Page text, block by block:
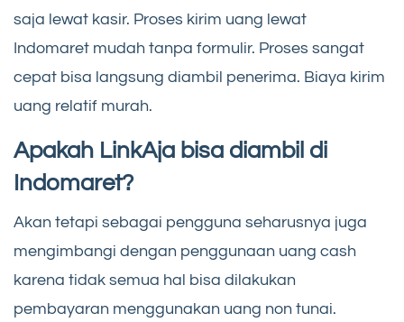
saja lewat kasir. Proses kirim uang lewat
Indomaret mudah tanpa formulir. Proses sangat
cepat bisa langsung diambil penerima. Biaya kirim
uang relatif murah.
Apakah LinkAja bisa diambil di
Indomaret?
Akan tetapi sebagai pengguna seharusnya juga
mengimbangi dengan penggunaan uang cash
karena tidak semua hal bisa dilakukan
pembayaran menggunakan uang non tunai.